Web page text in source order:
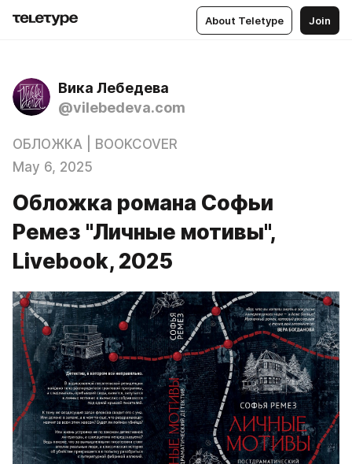
About Teletype Join
Вика Лебедева
@vilebedeva.com
ОБЛОЖКА | BOOKCOVER
May 6, 2025
Обложка романа Софьи
Ремез "Личные мотивы",
Livebook, 2025